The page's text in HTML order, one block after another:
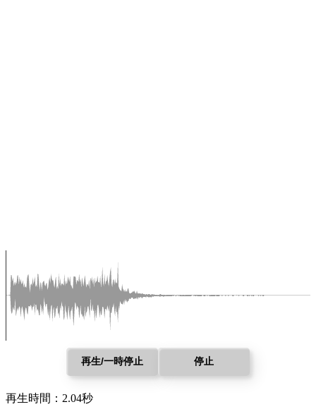
再生/一時停止 停止
再生時間：2.04秒